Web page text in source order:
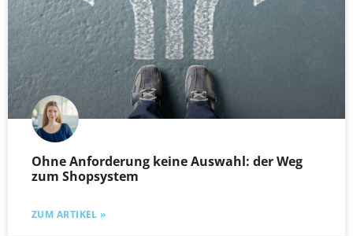
Ohne Anforderung keine Auswahl: der Weg
zum Shopsystem
ZUM ARTIKEL »